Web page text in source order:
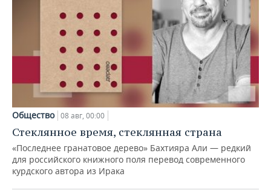
Общество 08 авг, 00:00
Стеклянное время, стеклянная страна
«Последнее гранатовое дерево» Бахтияра Али — редкий
для российского книжного поля перевод современного
курдского автора из Ирака